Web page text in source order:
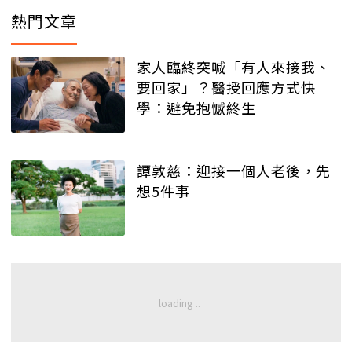
熱門文章
家人臨終突喊「有人來接我、
要回家」？醫授回應方式快
學：避免抱憾終生
譚敦慈：迎接一個人老後，先
想5件事